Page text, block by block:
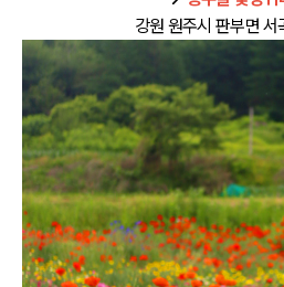
강원 원주시 판부면